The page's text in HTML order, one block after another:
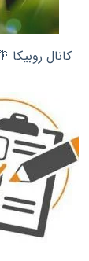
کانال روبیکا